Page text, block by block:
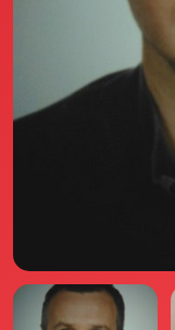
Il libro Donna di
Quanto costa
Love Academy
Domande
Impegno Sociale
YouTube
Instagram